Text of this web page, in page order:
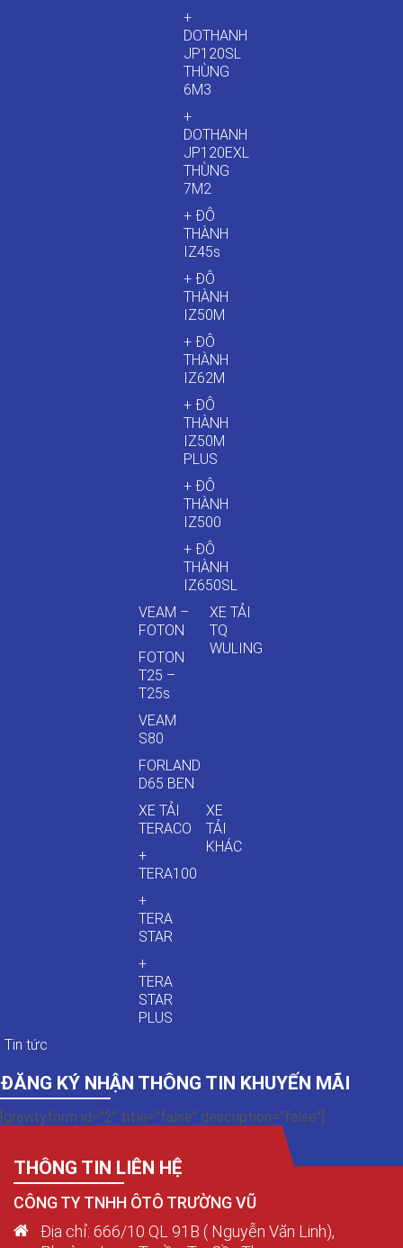
+
DOTHANH
JP120SL
THÙNG
6M3
+
DOTHANH
JP120EXL
THÙNG
7M2
+ ĐÔ
THÀNH
IZ45s
+ ĐÔ
THÀNH
IZ50M
+ ĐÔ
THÀNH
IZ62M
+ ĐÔ
THÀNH
IZ50M
PLUS
+ ĐÔ
THÀNH
IZ500
+ ĐÔ
THÀNH
IZ650SL
VEAM –
FOTON
FOTON
T25 –
T25s
VEAM
S80
FORLAND
D65 BEN
XE TẢI
TQ
WULING
XE TẢI
TERACO
+
TERA100
+
TERA
STAR
+
TERA
STAR
PLUS
XE
TẢI
KHÁC
Tin tức
ĐĂNG KÝ NHẬN THÔNG TIN KHUYẾN MÃI
[gravityform id="2" title="false" description="false"]
THÔNG TIN LIÊN HỆ
CÔNG TY TNHH ÔTÔ TRƯỜNG VŨ
Địa chỉ: 666/10 QL 91B ( Nguyễn Văn Linh),